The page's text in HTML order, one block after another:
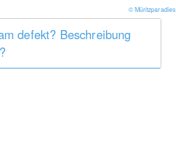
© Müritzparadies
defekt? Beschreibung